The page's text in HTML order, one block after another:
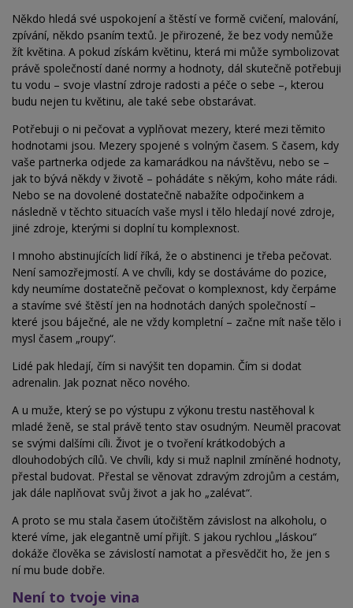
Někdo hledá své uspokojení a štěstí ve formě cvičení, malování,
zpívání, někdo psaním textů. Je přirozené, že bez vody nemůže
žít květina. A pokud získám květinu, která mi může symbolizovat
právě společností dané normy a hodnoty, dál skutečně potřebuji
tu vodu – svoje vlastní zdroje radosti a péče o sebe –, kterou
budu nejen tu květinu, ale také sebe obstarávat.
Potřebuji o ni pečovat a vyplňovat mezery, které mezi těmito
hodnotami jsou. Mezery spojené s volným časem. S časem, kdy
vaše partnerka odjede za kamarádkou na návštěvu, nebo se –
jak to bývá někdy v životě – pohádáte s někým, koho máte rádi.
Nebo se na dovolené dostatečně nabažíte odpočinkem a
následně v těchto situacích vaše mysl i tělo hledají nové zdroje,
jiné zdroje, kterými si doplní tu komplexnost.
I mnoho abstinujících lidí říká, že o abstinenci je třeba pečovat.
Není samozřejmostí. A ve chvíli, kdy se dostáváme do pozice,
kdy neumíme dostatečně pečovat o komplexnost, kdy čerpáme
a stavíme své štěstí jen na hodnotách daných společností –
které jsou báječné, ale ne vždy kompletní – začne mít naše tělo i
mysl časem „roupy“.
Lidé pak hledají, čím si navýšit ten dopamin. Čím si dodat
adrenalin. Jak poznat něco nového.
A u muže, který se po výstupu z výkonu trestu nastěhoval k
mladé ženě, se stal právě tento stav osudným. Neuměl pracovat
se svými dalšími cíli. Život je o tvoření krátkodobých a
dlouhodobých cílů. Ve chvíli, kdy si muž naplnil zmíněné hodnoty,
přestal budovat. Přestal se věnovat zdravým zdrojům a cestám,
jak dále naplňovat svůj život a jak ho „zalévat“.
A proto se mu stala časem útočištěm závislost na alkoholu, o
které víme, jak elegantně umí přijít. S jakou rychlou „láskou“
dokáže člověka se závislostí namotat a přesvědčit ho, že jen s
ní mu bude dobře.
Není to tvoje vina